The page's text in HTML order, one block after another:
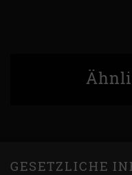
GESETZLICHE